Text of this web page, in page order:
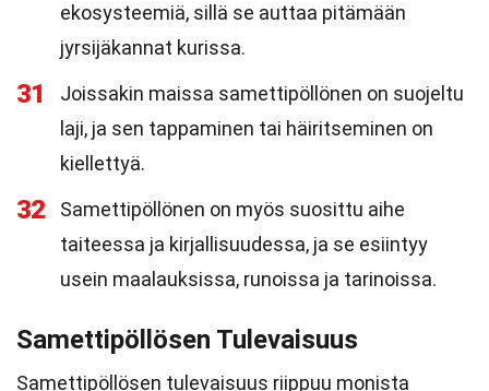
ekosysteemiä, sillä se auttaa pitämään
jyrsijäkannat kurissa.
31
Joissakin maissa samettipöllönen on suojeltu
laji, ja sen tappaminen tai häiritseminen on
kiellettyä.
32
Samettipöllönen on myös suosittu aihe
taiteessa ja kirjallisuudessa, ja se esiintyy
usein maalauksissa, runoissa ja tarinoissa.
Samettipöllösen Tulevaisuus
Samettipöllösen tulevaisuus riippuu monista